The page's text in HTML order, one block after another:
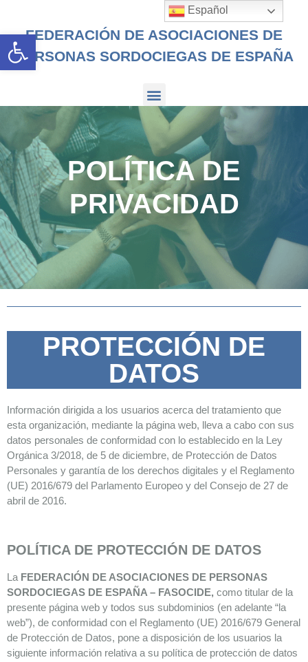
Abrir barra de herramientas
FEDERACIÓN DE ASOCIACIONES DE
PERSONAS SORDOCIEGAS DE ESPAÑA
POLÍTICA DE
PRIVACIDAD
PROTECCIÓN DE
DATOS
Información dirigida a los usuarios acerca del tratamiento que
esta organización, mediante la página web, lleva a cabo con sus
datos personales de conformidad con lo establecido en la Ley
Orgánica 3/2018, de 5 de diciembre, de Protección de Datos
Personales y garantía de los derechos digitales y el Reglamento
(UE) 2016/679 del Parlamento Europeo y del Consejo de 27 de
abril de 2016.
POLÍTICA DE PROTECCIÓN DE DATOS
La FEDERACIÓN DE ASOCIACIONES DE PERSONAS
SORDOCIEGAS DE ESPAÑA – FASOCIDE, como titular de la
presente página web y todos sus subdominios (en adelante “la
web”), de conformidad con el Reglamento (UE) 2016/679 General
de Protección de Datos, pone a disposición de los usuarios la
siguiente información relativa a su política de protección de datos
Español